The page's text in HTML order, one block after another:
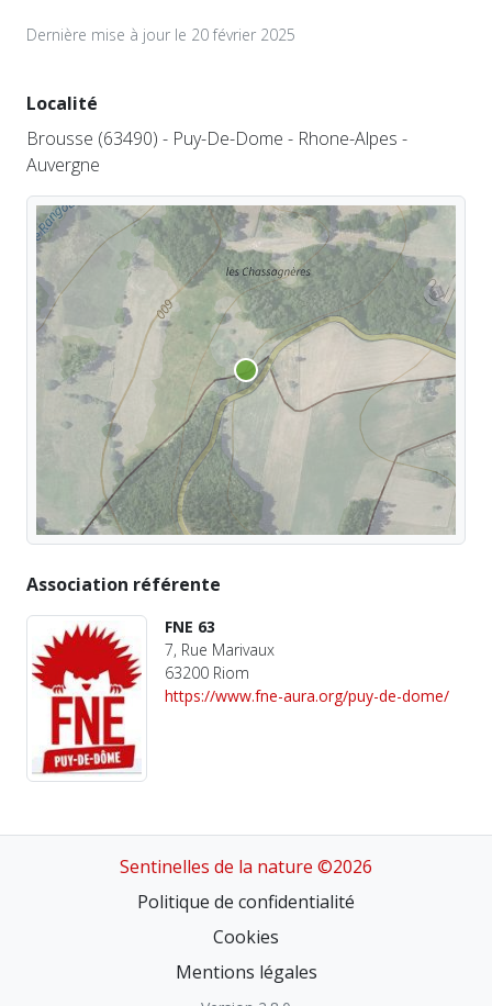
Dernière mise à jour le 20 février 2025
Localité
Brousse (63490) - Puy-De-Dome - Rhone-Alpes -
Auvergne
Association référente
FNE 63
7, Rue Marivaux
63200 Riom
https://www.fne-aura.org/puy-de-dome/
Sentinelles de la nature ©2026
Politique de confidentialité
Cookies
Mentions légales